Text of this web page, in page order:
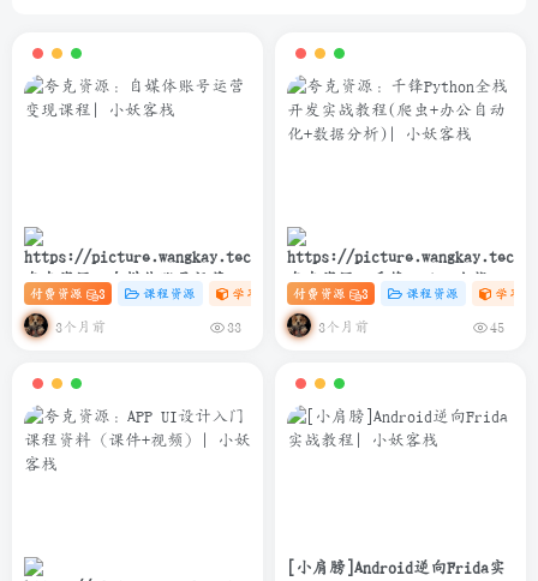
夸克资源：自媒体账号运营变
现课程
付费资源 3 课程资源 学习资料课 # 设计 # 自媒体 # 账号运营
3个月前 33
夸克资源：千锋Python全栈开
发实战教程(爬虫+办公自动化
+数据分析)
付费资源 3 课程资源 学习资
3个月前 45
[小肩膀]Android逆向Frida实